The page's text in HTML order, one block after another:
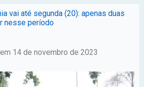
vai até segunda (20): apenas duas
nesse período
14 de novembro de 2023